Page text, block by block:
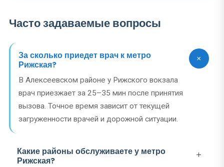
Часто задаваемые вопросы
За сколько приедет врач к метро
Рижская?
В Алексеевском районе у Рижского вокзала
врач приезжает за 25–35 мин после принятия
вызова. Точное время зависит от текущей
загруженности врачей и дорожной ситуации.
Какие районы обслуживаете у метро
Рижская?